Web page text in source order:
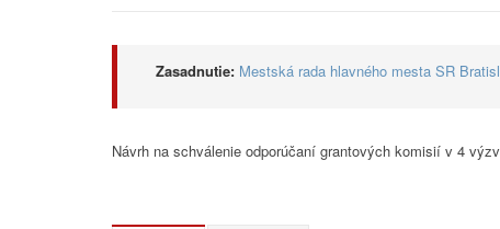
Zasadnutie: Mestská rada hlavného mesta SR
Návrh na schválenie odporúčaní grantových komisií v 4